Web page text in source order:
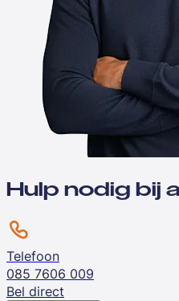
Hulp nodig bij
Telefoon
085 7606 009
Bel direct